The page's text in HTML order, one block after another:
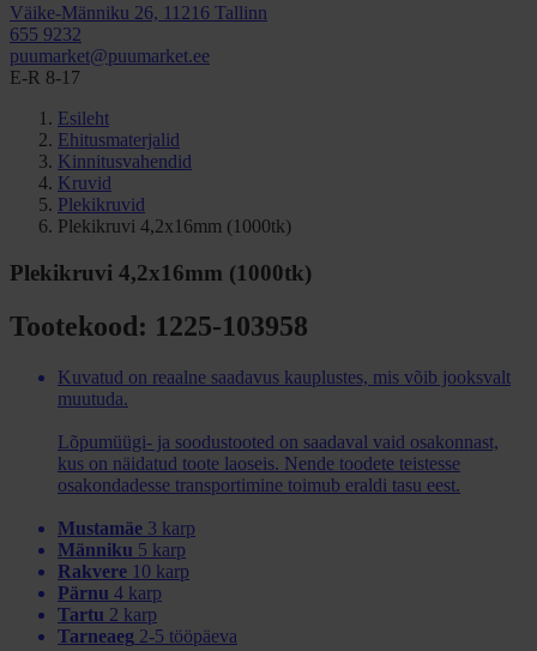
Väike-Männiku 26, 11216 Tallinn
655 9232
puumarket@puumarket.ee
E-R 8-17
Esileht
Ehitusmaterjalid
Kinnitusvahendid
Kruvid
Plekikruvid
Plekikruvi 4,2x16mm (1000tk)
Plekikruvi 4,2x16mm (1000tk)
Tootekood: 1225-103958
Kuvatud on reaalne saadavus kauplustes, mis võib jooksvalt
muutuda.
Lõpumüügi- ja soodustooted on saadaval vaid osakonnast,
kus on näidatud toote laoseis. Nende toodete teistesse
osakondadesse transportimine toimub eraldi tasu eest.
Mustamäe 3 karp
Männiku 5 karp
Rakvere 10 karp
Pärnu 4 karp
Tartu 2 karp
Tarneaeg 2-5 tööpäeva